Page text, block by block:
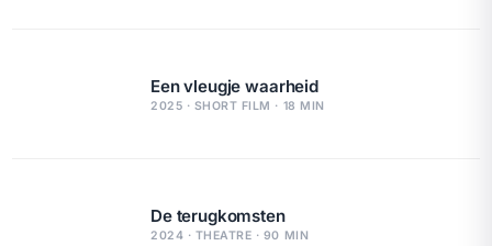
Een vleugje waarheid
2025 · SHORT FILM · 18 MIN
De terugkomsten
2024 · THEATRE · 90 MIN